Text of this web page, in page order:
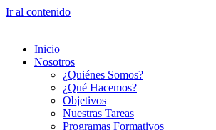
Ir al contenido
Inicio
Nosotros
¿Quiénes Somos?
¿Qué Hacemos?
Objetivos
Nuestras Tareas
Programas Formativos